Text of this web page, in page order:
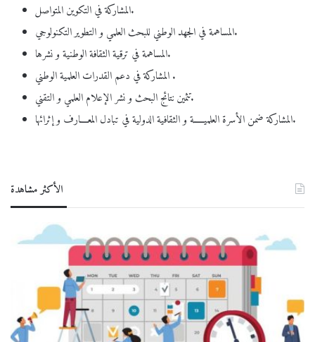
المشاركة في التكوين المتواصل.
المساهمة في الجهد الوطني للبحث العلمي و التطوير التكنولوجي.
المساهمة في ترقية الثقافة الوطنية و نشرها.
المشاركة في دعم القدرات العلمية الوطني .
تثمين نتائج البحث و نشر الإعلام العلمي و التقني.
المشاركة ضمن الأسرة العلميـــــة و الثقافية الدولية في تبادل المعــــارف و إثرائها.
الأكثر مشاهدة